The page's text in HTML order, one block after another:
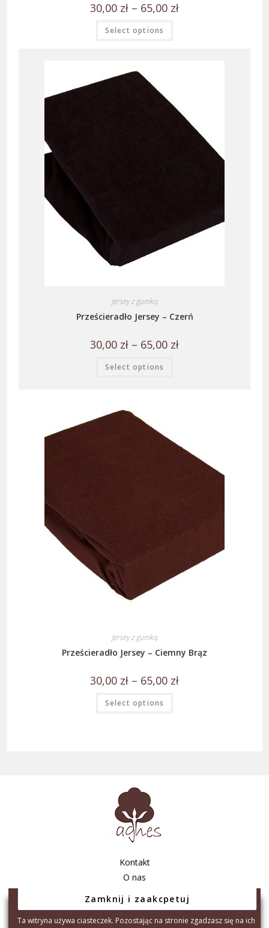
30,00 zł – 65,00 zł
Select options
Jersey z gumką
Prześcieradło Jersey – Czerń
30,00 zł – 65,00 zł
Select options
Jersey z gumką
Prześcieradło Jersey – Ciemny Brąz
30,00 zł – 65,00 zł
Select options
Kontakt
O nas
Polityka prywatności
Ta witryna używa ciasteczek. Pozostając na stronie zgadzasz się na ich